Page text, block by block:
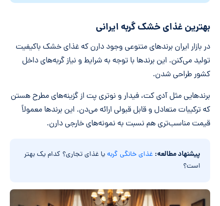
بهترین غذای خشک گربه ایرانی
در بازار ایران برندهای متنوعی وجود دارن که غذای خشک باکیفیت
تولید می‌کنن. این برندها با توجه به شرایط و نیاز گربه‌های داخل
کشور طراحی شدن.
برندهایی مثل آدی کت، فیدار و نوتری پت از گزینه‌های مطرح هستن
که ترکیبات متعادل و قابل قبولی ارائه می‌دن. این برندها معمولاً
قیمت مناسب‌تری هم نسبت به نمونه‌های خارجی دارن.
پیشنهاد مطالعه: غذای خانگی گربهیا غذای تجاری؟ کدام یک بهتر
است؟